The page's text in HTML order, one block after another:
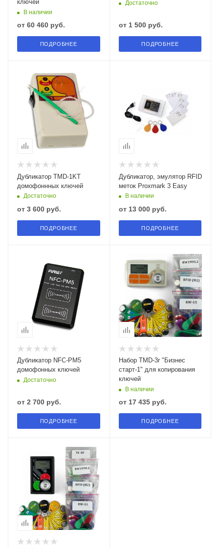
ключей
В наличии
от 60 460 руб.
ПОДРОБНЕЕ
Достаточно
от 1 500 руб.
ПОДРОБНЕЕ
Дубликатор TMD-1KT
домофоннных ключей
Достаточно
от 3 600 руб.
ПОДРОБНЕЕ
Дубликатор, эмулятор RFID
меток Proxmark 3 Easy
В наличии
от 13 000 руб.
ПОДРОБНЕЕ
Дубликатор NFC-PM5
домофонных ключей
Достаточно
от 2 700 руб.
ПОДРОБНЕЕ
Набор TMD-3r "Бизнес
старт-1" для копирования
ключей
В наличии
от 17 435 руб.
ПОДРОБНЕЕ